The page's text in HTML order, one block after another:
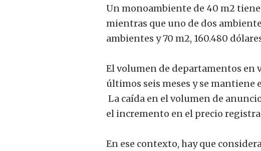
Un monoambiente de 40 m2
mientras que uno de dos
ambientes y 70 m2, 160.480
El volumen de departamentos en
últimos seis meses y se mantiene
La caída en el volumen de
el incremento en el precio
En ese contexto, hay que